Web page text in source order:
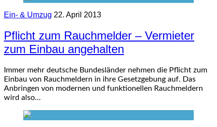
Ein- & Umzug 22. April 2013
Pflicht zum Rauchmelder – Vermieter
zum Einbau angehalten
Immer mehr deutsche Bundesländer nehmen die Pflicht zum
Einbau von Rauchmeldern in ihre Gesetzgebung auf. Das
Anbringen von modernen und funktionellen Rauchmeldern
wird also…